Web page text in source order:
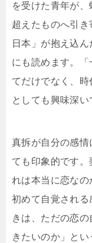
を受けた青年が
超えたものへ引
日本」が抱え込
にも読めます。
てだけでなく、
としても興味深い
真拆が自分の感情
ても印象的です。
れは本当に恋な
初めて自覚され
きは、ただの恋
きたいのか」とい